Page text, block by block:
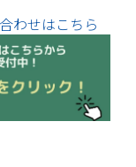
わせはこちら